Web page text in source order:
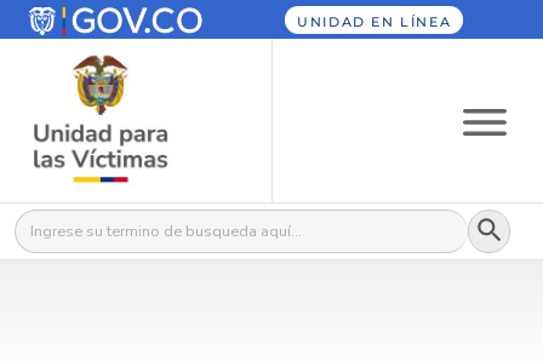
UNIDAD EN LÍNEA
Buscar: Botón